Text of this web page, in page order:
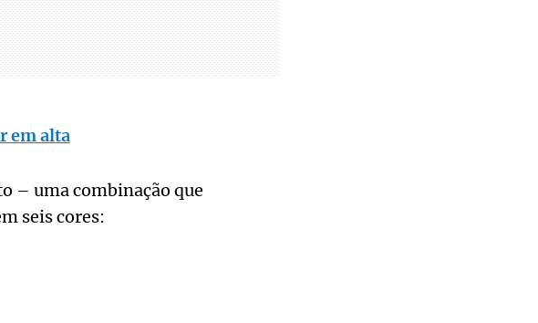
em alta
– uma combinação que
seis cores: